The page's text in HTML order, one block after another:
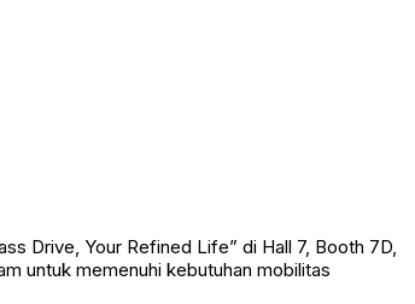
Drive, Your Refined Life” di Hall 7, Booth 7D,
untuk memenuhi kebutuhan mobilitas